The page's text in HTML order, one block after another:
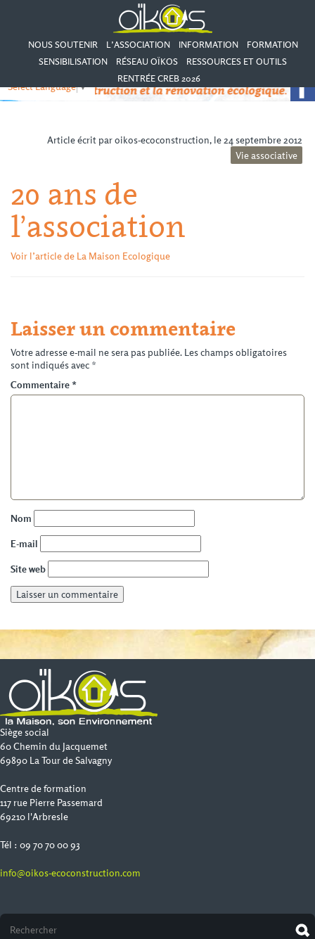
NOUS SOUTENIR L’ASSOCIATION INFORMATION
FORMATION
SENSIBILISATION
RÉSEAU OÏKOS
RESSOURCES ET OUTILS
RENTRÉE CREB 2026
Select Language▼
Article écrit par oikos-ecoconstruction, le 24 septembre 2012
Vie associative
20 ans de
l’association
Voir l’article de La Maison Ecologique
Laisser un commentaire
Votre adresse e-mail ne sera pas publiée. Les champs obligatoires
sont indiqués avec *
Commentaire *
Nom
E-mail
Site web
Siège social
60 Chemin du Jacquemet
69890 La Tour de Salvagny
Centre de formation
117 rue Pierre Passemard
69210 l'Arbresle
Tél : 09 70 70 00 93
info@oikos-ecoconstruction.com